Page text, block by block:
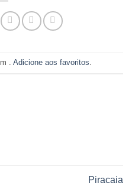
. Adicione aos favoritos.
Piracaia